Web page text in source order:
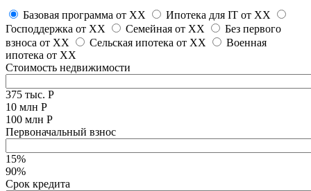
Базовая программа от XX Ипотека для IT от XX
Господдержка от XX Семейная от XX
Без первого
взноса от XX Сельская ипотека от XX
Военная
ипотека от XX
Стоимость недвижимости
375 тыс. Р
10 млн Р
100 млн Р
Первоначальный взнос
15%
90%
Срок кредита